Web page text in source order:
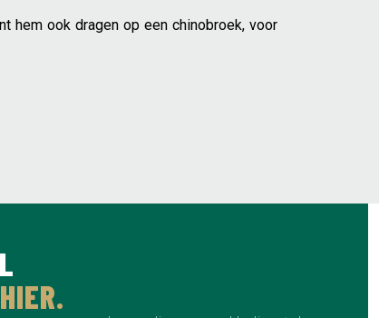
hem ook dragen op een chinobroek, voor
HIER.